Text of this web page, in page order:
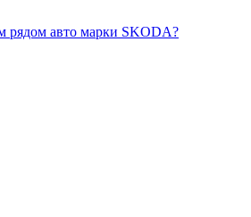
рядом авто марки SKODA?